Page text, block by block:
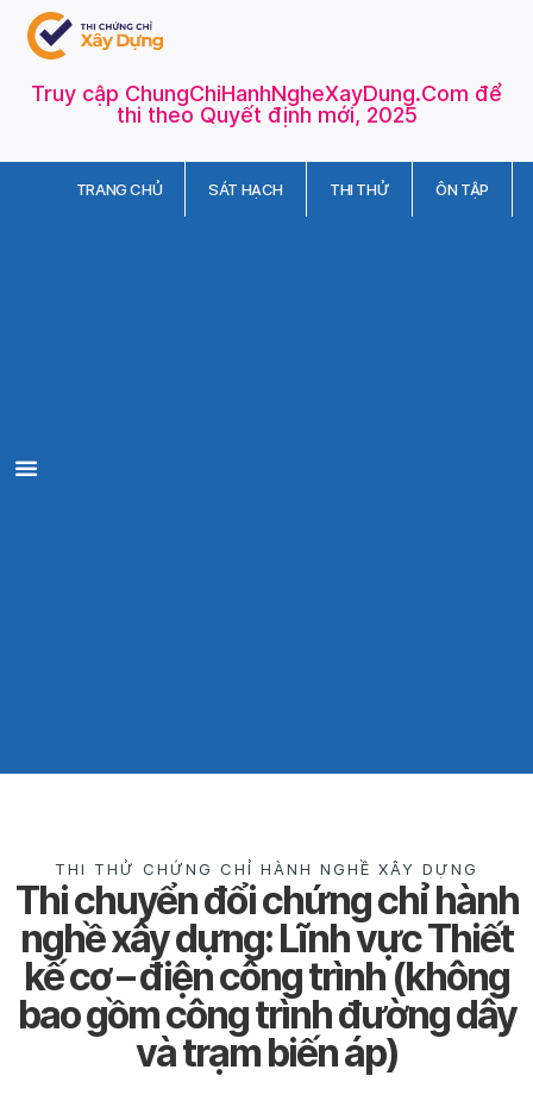
Truy cập ChungChiHanhNgheXayDung.Com để
thi theo Quyết định mới, 2025
TRANG CHỦ SÁT HẠCH THI THỬ ÔN TẬP
THI THỬ CHỨNG CHỈ HÀNH NGHỀ XÂY DỰNG
Thi chuyển đổi chứng chỉ hành
nghề xây dựng: Lĩnh vực Thiết
kế cơ – điện công trình (không
bao gồm công trình đường dây
và trạm biến áp)